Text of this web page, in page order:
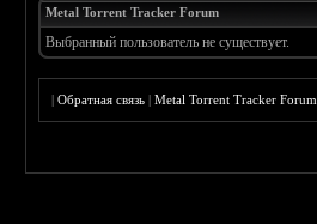
Metal Torrent Tracker Forum
Выбранный пользователь не существует.
|Обратная связь |Metal Torrent Tracker Forum